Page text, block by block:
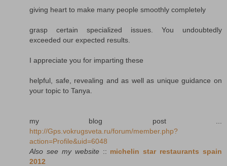
giving heart to make many people smoothly completely
grasp certain specialized issues. You undoubtedly
exceeded our expected results.
I appreciate you for imparting these
helpful, safe, revealing and as well as unique guidance on
your topic to Tanya.
my blog post ...
http://Gps.vokrugsveta.ru/forum/member.php?
action=Profile&uid=6048
Also see my website:: michelin star restaurants spain
2012